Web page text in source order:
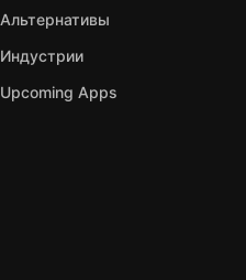
Альтернативы
Индустрии
Upcoming Apps